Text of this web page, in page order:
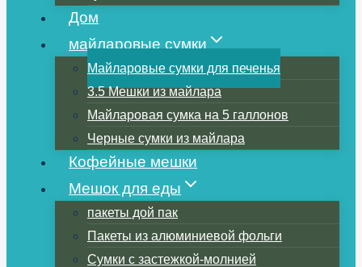
Дом
майларовые сумки
Майларовые сумки для печенья
3.5 Мешки из майлара
Майларовая сумка на 5 галлонов
Черные сумки из майлара
Кофейные мешки
Мешок для еды
пакеты дой пак
Пакеты из алюминиевой фольги
Сумки с застежкой-молнией